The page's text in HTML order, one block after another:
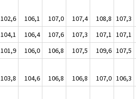
102,6 106,1 107,0 107,4 108,8 107,3
104,1 106,4 107,6 107,3 107,1 107,1
101,9 106,0 106,8 107,5 109,6 107,5
103,8 104,6 106,8 106,8 107,0 106,3